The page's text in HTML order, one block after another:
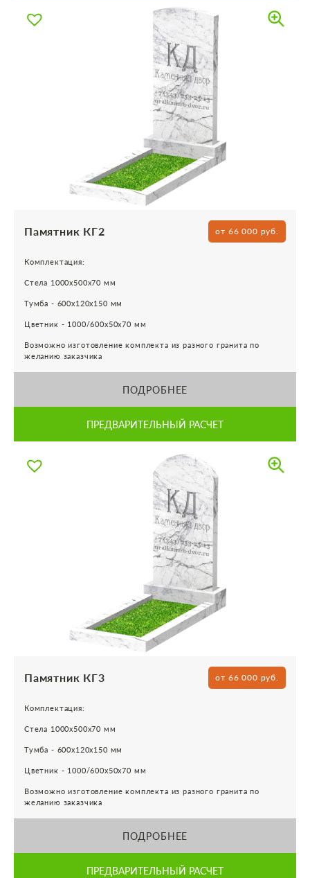
Памятник КГ2 от 66 000 руб.
Комплектация:
Стела 1000х500х70 мм
Тумба - 600х120х150 мм
Цветник - 1000/600х50х70 мм
Возможно изготовление комплекта из разного гранита по
желанию заказчика
ПОДРОБНЕЕ
ПРЕДВАРИТЕЛЬНЫЙ РАСЧЕТ
Памятник КГ3 от 66 000 руб.
Комплектация:
Стела 1000х500х70 мм
Тумба - 600х120х150 мм
Цветник - 1000/600х50х70 мм
Возможно изготовление комплекта из разного гранита по
желанию заказчика
ПОДРОБНЕЕ
ПРЕДВАРИТЕЛЬНЫЙ РАСЧЕТ